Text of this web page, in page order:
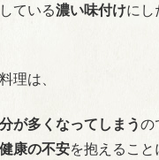
ている濃い味付けにし
理は、
が多くなってしまうの
健康の不安を抱えること